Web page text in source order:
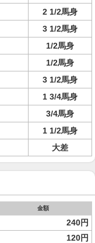
2 1/2馬身
3 1/2馬身
1/2馬身
1/2馬身
3 1/2馬身
1 3/4馬身
3/4馬身
1 1/2馬身
大差
金額
240円
120円